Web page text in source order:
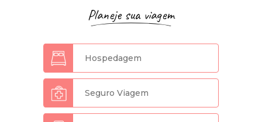
Planeje sua viagem
Hospedagem
Seguro Viagem